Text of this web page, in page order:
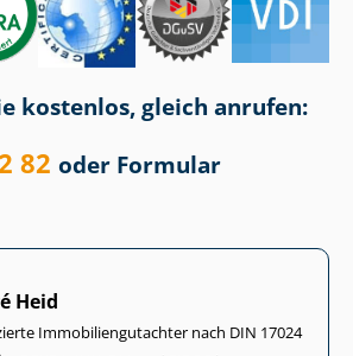
kostenlos, gleich anrufen:
82 oder Formular
Heid
Im­mo­bi­li­en­gut­ach­ter nach DIN 17024